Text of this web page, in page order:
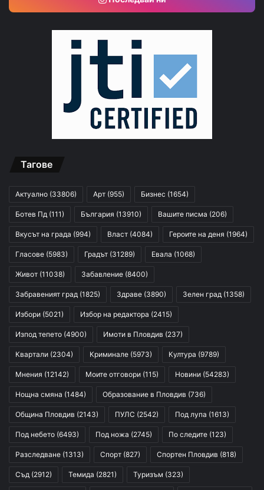
Тагове
Актуално (33806) Арт (955) Бизнес (1654)
Ботев Пд (111) България (13910) Вашите писма (206)
Вкусът на града (994) Власт (4084) Героите на деня (1964)
Гласове (5983) Градът (31289) Евала (1068)
Живот (11038) Забавление (8400)
Забравеният град (1825) Здраве (3890) Зелен град (1358)
Избори (5021) Избор на редактора (2415)
Изпод тепето (4900) Имоти в Пловдив (237)
Квартали (2304) Криминале (5973) Култура (9789)
Мнения (12142) Моите отговори (115) Новини (54283)
Нощна смяна (1484) Образование в Пловдив (736)
Община Пловдив (2143) ПУЛС (2542) Под лупа (1613)
Под небето (6493) Под ножа (2745) По следите (123)
Разследване (1313) Спорт (827) Спортен Пловдив (818)
Съд (2912) Темида (2821) Туризъм (323)